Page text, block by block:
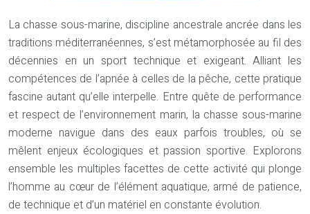
La chasse sous-marine, discipline ancestrale ancrée dans les
traditions méditerranéennes, s’est métamorphosée au fil des
décennies en un sport technique et exigeant. Alliant les
compétences de l’apnée à celles de la pêche, cette pratique
fascine autant qu’elle interpelle. Entre quête de performance
et respect de l’environnement marin, la chasse sous-marine
moderne navigue dans des eaux parfois troubles, où se
mêlent enjeux écologiques et passion sportive. Explorons
ensemble les multiples facettes de cette activité qui plonge
l’homme au cœur de l’élément aquatique, armé de patience,
de technique et d’un matériel en constante évolution.